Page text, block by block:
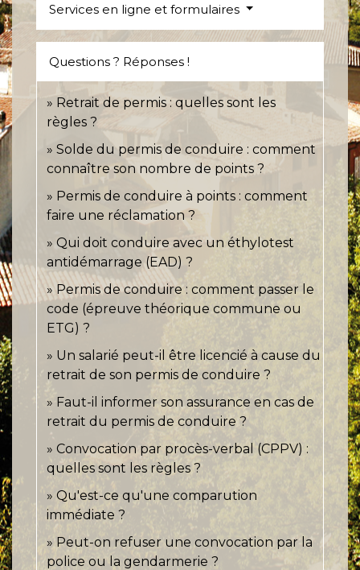
Services en ligne et formulaires
Questions ? Réponses !
Retrait de permis : quelles sont les
règles ?
Solde du permis de conduire : comment
connaître son nombre de points ?
Permis de conduire à points : comment
faire une réclamation ?
Qui doit conduire avec un éthylotest
antidémarrage (EAD) ?
Permis de conduire : comment passer le
code (épreuve théorique commune ou
ETG) ?
Un salarié peut-il être licencié à cause du
retrait de son permis de conduire ?
Faut-il informer son assurance en cas de
retrait du permis de conduire ?
Convocation par procès-verbal (CPPV) :
quelles sont les règles ?
Qu'est-ce qu'une comparution
immédiate ?
Peut-on refuser une convocation par la
police ou la gendarmerie ?